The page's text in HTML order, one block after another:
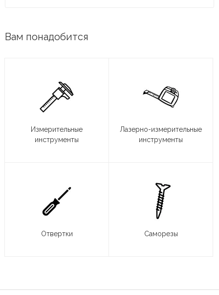
Вам понадобится
Измерительные
инструменты
Лазерно-измерительные
инструменты
Отвертки Саморезы